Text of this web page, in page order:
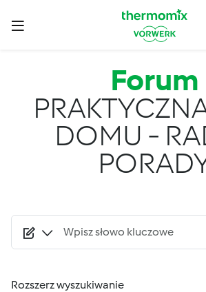
Forum
DOMU -
Rozszerz wyszukiwanie